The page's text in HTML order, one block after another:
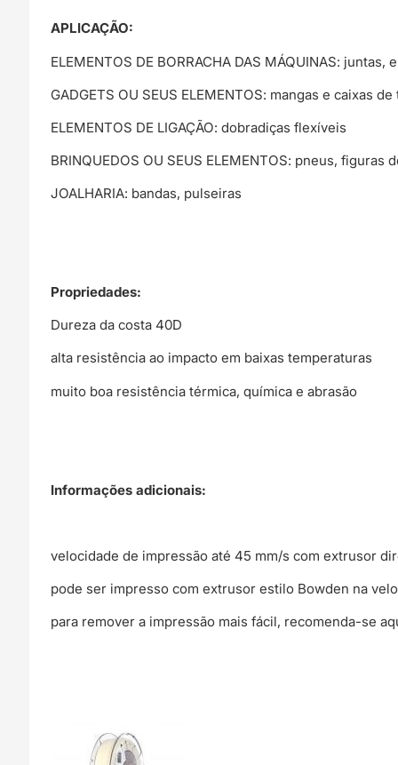
APLICAÇÃO:
ELEMENTOS DE BORRACHA DAS MÁQUINAS:
GADGETS OU SEUS ELEMENTOS: mangas e caixas
ELEMENTOS DE LIGAÇÃO: dobradiças flexíveis
BRINQUEDOS OU SEUS ELEMENTOS: pneus, figuras
JOALHARIA: bandas, pulseiras
Propriedades:
Dureza da costa 40D
alta resistência ao impacto em baixas temperaturas
muito boa resistência térmica, química e abrasão
Informações adicionais:
velocidade de impressão até 45 mm/s com extrusor
pode ser impresso com extrusor estilo Bowden na
para remover a impressão mais fácil, recomenda-se